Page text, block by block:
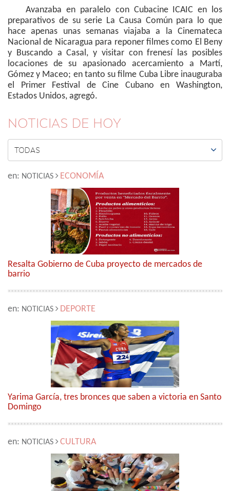
Avanzaba en paralelo con Cubacine ICAIC en los
preparativos de su serie La Causa Común para lo que
hace apenas unas semanas viajaba a la Cinemateca
Nacional de Nicaragua para reponer filmes como El Beny
y Buscando a Casal, y visitar con frenesí las posibles
locaciones de su apasionado acercamiento a Martí,
Gómez y Maceo; en tanto su filme Cuba Libre inauguraba
el Primer Festival de Cine Cubano en Washington,
Estados Unidos, agregó.
NOTICIAS DE HOY
TODAS 
en: NOTICIAS ECONOMÍA
Resalta Gobierno de Cuba proyecto de mercados de
barrio
en: NOTICIAS DEPORTE
Yarima García, tres bronces que saben a victoria en Santo
Domingo
en: NOTICIAS CULTURA